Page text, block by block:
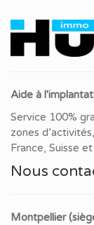
Aide à
Service 100%
zones
France, Suisse
Nous
Montpellier